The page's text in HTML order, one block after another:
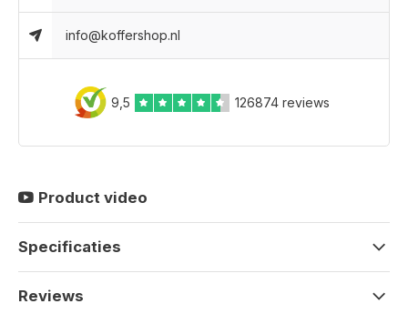
info@koffershop.nl
9,5 126874 reviews
Product video
Specificaties
Reviews